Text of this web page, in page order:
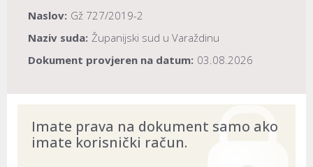
Naslov: Gž 727/2019-2
Naziv suda: Županijski sud u Varaždinu
Dokument provjeren na datum: 03.08.2026
Imate prava na dokument samo ako
imate korisnički račun.